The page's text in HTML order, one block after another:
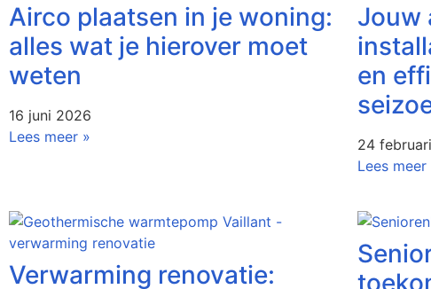
Airco plaatsen in je woning:
alles wat je hierover moet
weten
16 juni 2026
Lees meer »
Jouw
en
24
Lees meer
Verwarming renovatie: